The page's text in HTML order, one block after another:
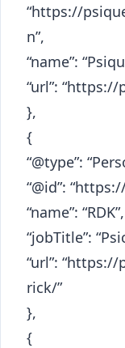
“https://
n”,
“name”:
“url”:
},
{
“@type”:
“@id”:
“name”: “RDK”,
“jobTitle”:
“url”:
rick/”
},
{